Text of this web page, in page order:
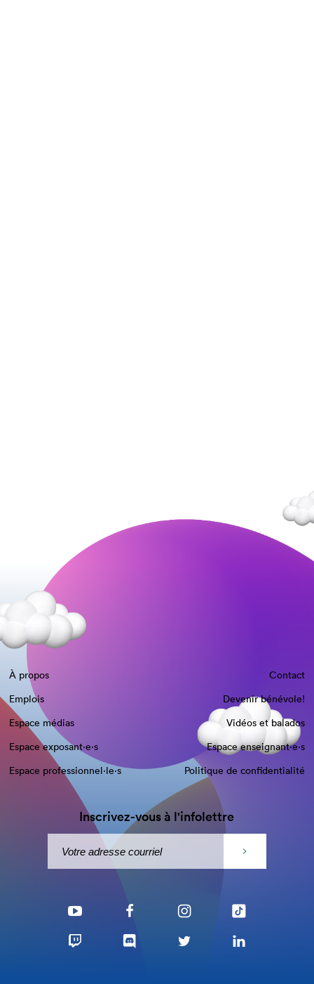
À propos
Contact
Emplois
Devenir bénévole!
Espace médias
Vidéos et balados
Espace exposant·e⋅s
Espace enseignant·e⋅s
Espace professionnel·le⋅s
Politique de confidentialité
Inscrivez-vous à l'infolettre